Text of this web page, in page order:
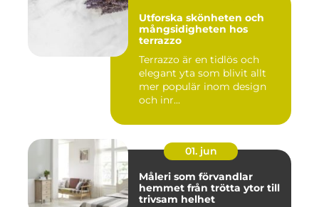
Utforska skönheten och
mångsidigheten hos
terrazzo
Terrazzo är en tidlös och
elegant yta som blivit allt
mer populär inom design
och inr...
01. jun
Måleri som förvandlar
hemmet från trötta ytor till
trivsam helhet